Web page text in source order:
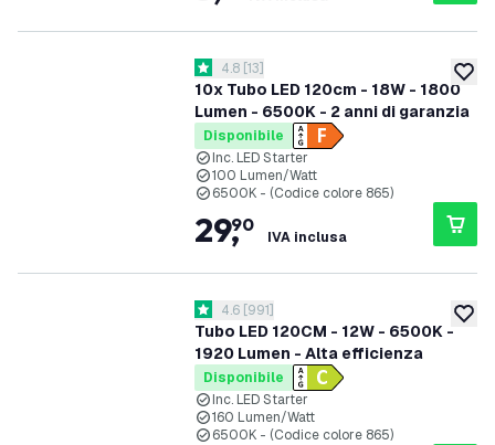
10x Tubo LED 120cm - 18W - 1800
Lumen - 6500K - 2 anni di garanzia
apri il cassetto delle recensioni
4.8 stelle di valutazione
4.8 [13]
Disponibile
Inc. LED Starter
100 Lumen/Watt
6500K - (Codice colore 865)
29,
90
IVA inclusa
Tubo LED 120CM - 12W - 6500K -
1920 Lumen - Alta efficienza
apri il cassetto delle recensioni
4.6 stelle di valutazione
4.6 [991]
Disponibile
Inc. LED Starter
160 Lumen/Watt
6500K - (Codice colore 865)